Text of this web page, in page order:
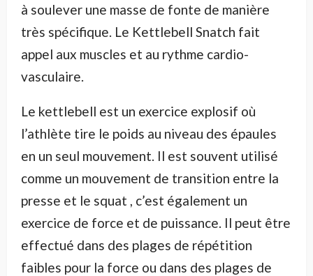
à soulever une masse de fonte de manière
très spécifique. Le Kettlebell Snatch fait
appel aux muscles et au rythme cardio-
vasculaire.
Le kettlebell est un exercice explosif où
l’athlète tire le poids au niveau des épaules
en un seul mouvement. Il est souvent utilisé
comme un mouvement de transition entre la
presse et le squat , c’est également un
exercice de force et de puissance. Il peut être
effectué dans des plages de répétition
faibles pour la force ou dans des plages de